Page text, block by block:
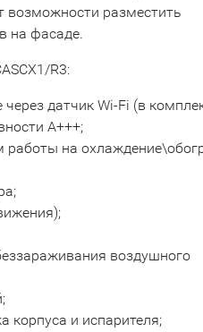
разместить
на фасаде.
R3:
датчик Wi-Fi (в
А+++;
на
воздушного
корпуса и испарителя;